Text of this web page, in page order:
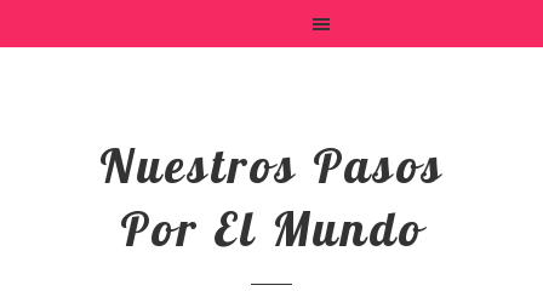
Nuestros Pasos
Por El Mundo